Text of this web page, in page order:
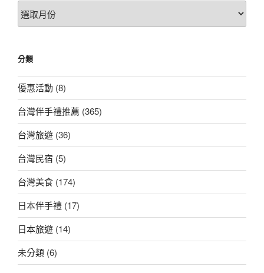
文
章
分類
優惠活動 (8)
台灣伴手禮推薦 (365)
台灣旅遊 (36)
台灣民宿 (5)
台灣美食 (174)
日本伴手禮 (17)
日本旅遊 (14)
未分類 (6)